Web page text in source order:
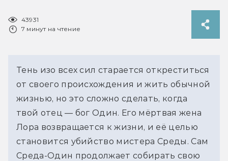
43931
7 минут на чтение
Тень изо всех сил старается откреститься
от своего происхождения и жить обычной
жизнью, но это сложно сделать, когда
твой отец — бог Один. Его мёртвая жена
Лора возвращается к жизни, и её целью
становится убийство мистера Среды. Сам
Среда-Один продолжает собирать свою